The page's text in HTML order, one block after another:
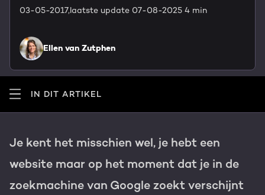
Digital marketing
Content & design
AI services
WEBSITE SERVICES
HubSpot partner
Awards
HubSpot video's
Kennisbank
PORTAL REVIEW
Haal alles uit je HubSpot licentie
03-05-2017,laatste update 07-08-2025 4 min
Ellen van Zutphen
IN DIT ARTIKEL
Je kent het misschien wel, je hebt een
website maar op het moment dat je in de
zoekmachine van Google zoekt verschijnt